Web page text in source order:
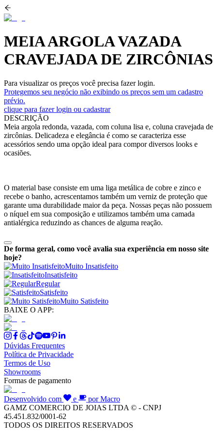
MEIA ARGOLA VAZADA
CRAVEJADA DE ZIRCÔNIAS
Para visualizar os preços você precisa fazer login.
Protegemos seu negócio não exibindo os preços sem um cadastro
prévio.
clique para fazer login ou cadastrar
DESCRIÇÃO
Meia argola redonda, vazada, com coluna lisa e, coluna cravejada de
zircônias. Delicadeza e elegância é como se caracteriza esse
acessórios sendo uma opção ideal para compor diversos looks e
ocasiões.
O material base consiste em uma liga metálica de cobre e zinco e
recebe o banho, acrescentamos também um verniz de proteção que
garante uma durabilidade maior da peça. Nossas peças não possuem
o níquel em sua composição e utilizamos também uma camada
antialérgica reduzindo as chances de alguma reação.
De forma geral, como você avalia sua experiência em nosso site
hoje?
Muito Insatisfeito
Insatisfeito
Regular
Satisfeito
Muito Satisfeito
BAIXE O APP:
Dúvidas Frequentes
Política de Privacidade
Termos de Uso
Showrooms
Formas de pagamento
Desenvolvido com e
por Macro
GAMZ COMERCIO DE JOIAS LTDA © - CNPJ
45.451.832/0001-62
TODOS OS DIREITOS RESERVADOS